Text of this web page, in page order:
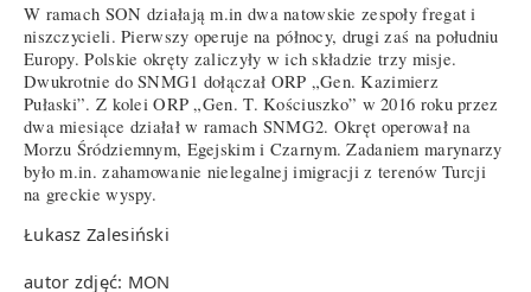
W ramach SON działają m.in dwa natowskie zespoły fregat i
niszczycieli. Pierwszy operuje na północy, drugi zaś na południu
Europy. Polskie okręty zaliczyły w ich składzie trzy misje.
Dwukrotnie do SNMG1 dołączał ORP „Gen. Kazimierz
Pułaski”. Z kolei ORP „Gen. T. Kościuszko” w 2016 roku przez
dwa miesiące działał w ramach SNMG2. Okręt operował na
Morzu Śródziemnym, Egejskim i Czarnym. Zadaniem marynarzy
było m.in. zahamowanie nielegalnej imigracji z terenów Turcji
na greckie wyspy.
Łukasz Zalesiński
autor zdjęć: MON